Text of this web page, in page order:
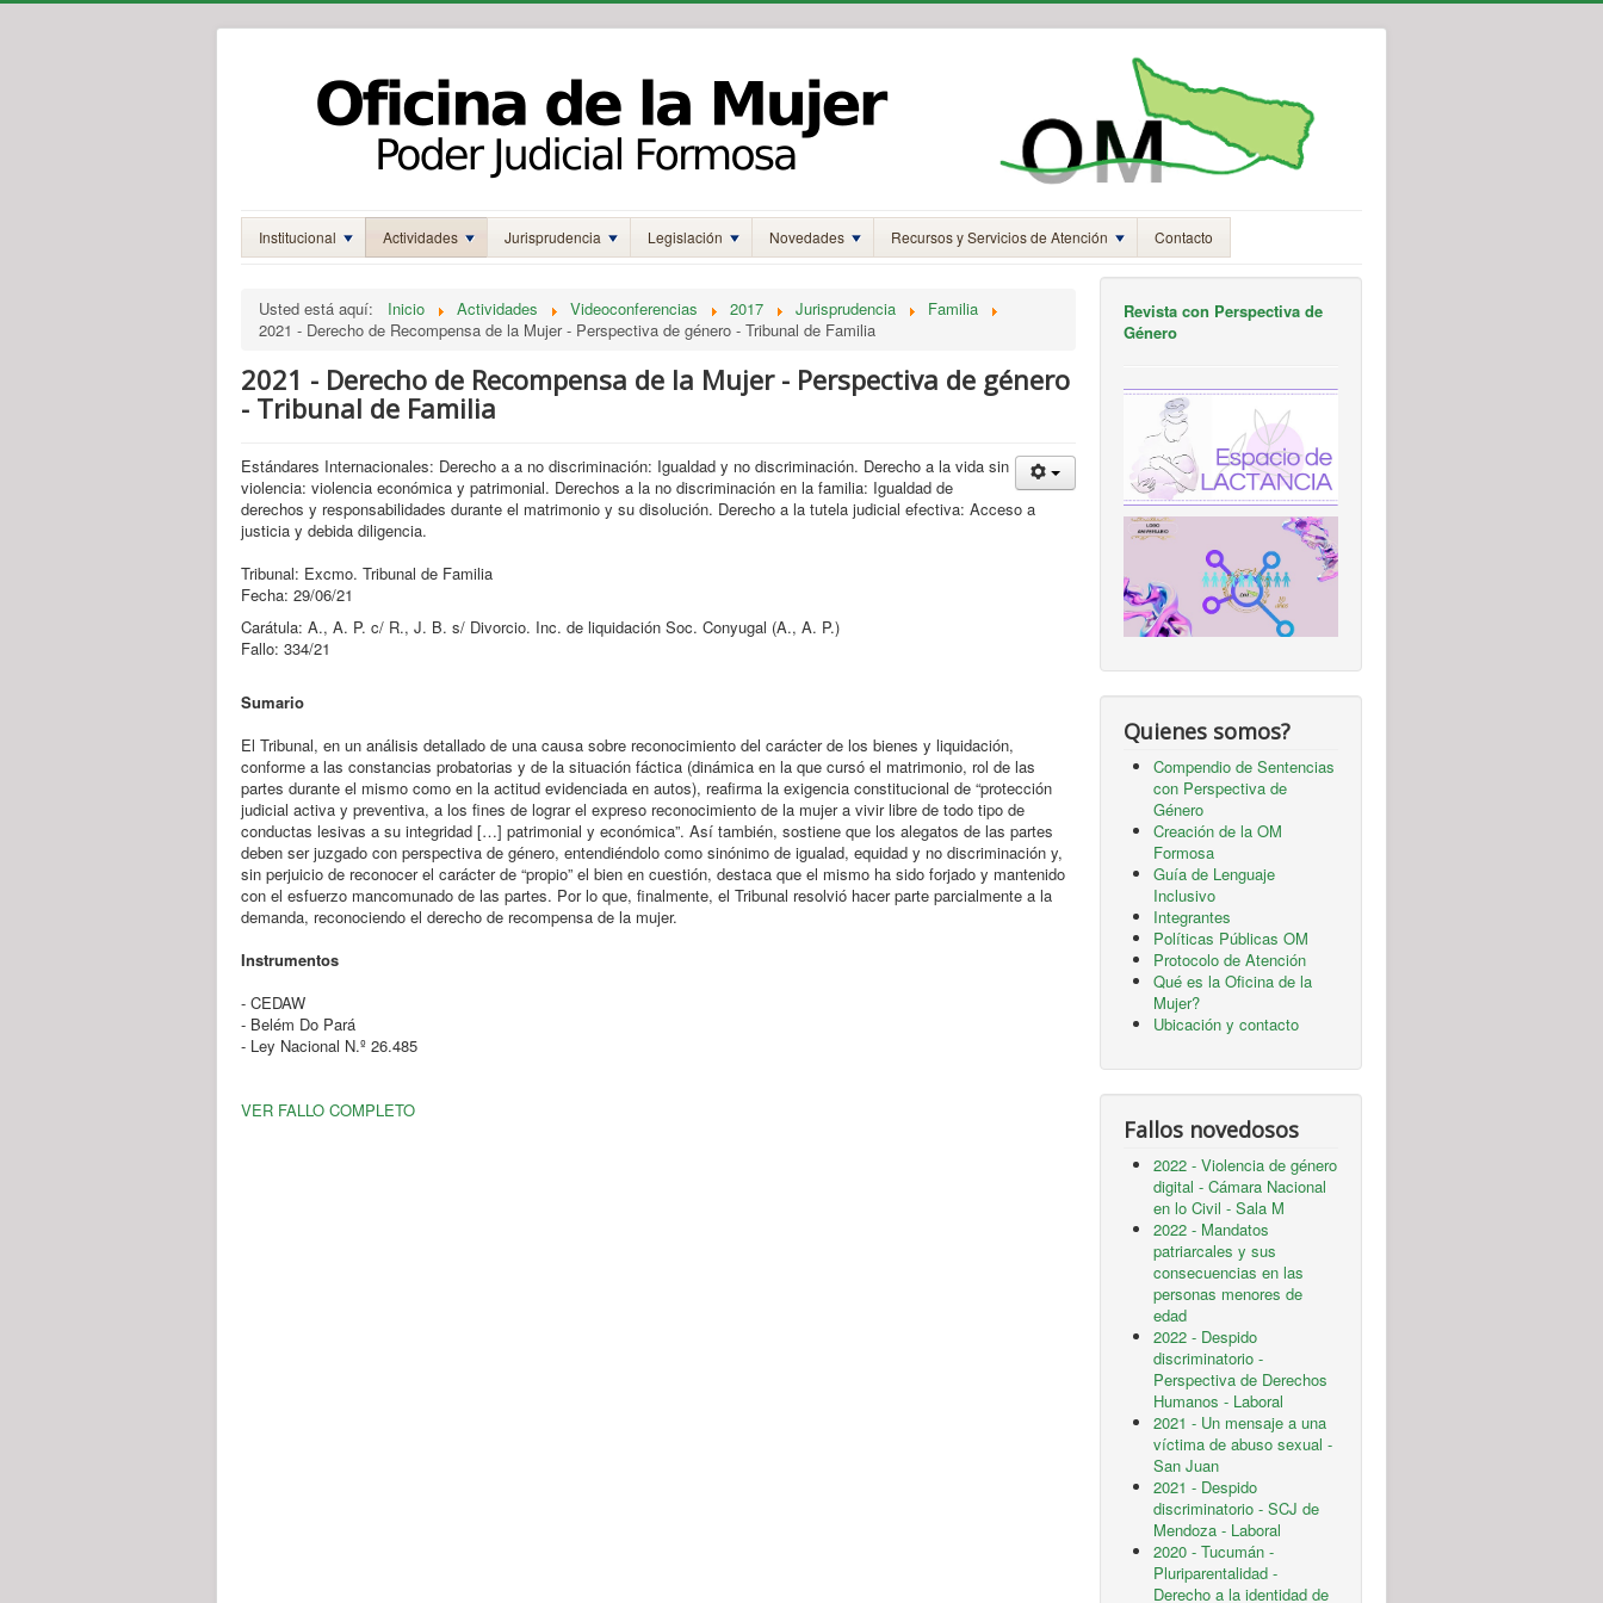
Institucional Actividades Jurisprudencia Legislación Novedades Recursos y Servicios de Atención Contacto
Usted está aquí: Inicio Actividades Videoconferencias 2017 Jurisprudencia
Familia
2021 - Derecho de Recompensa de la Mujer - Perspectiva de género - Tribunal de Familia
2021 - Derecho de Recompensa de la Mujer - Perspectiva de género
- Tribunal de Familia
Estándares Internacionales: Derecho a a no discriminación: Igualdad y no discriminación. Derecho a la vida sin
violencia: violencia económica y patrimonial. Derechos a la no discriminación en la familia: Igualdad de
derechos y responsabilidades durante el matrimonio y su disolución. Derecho a la tutela judicial efectiva: Acceso a
justicia y debida diligencia.
Tribunal: Excmo. Tribunal de Familia
Fecha: 29/06/21
Carátula: A., A. P. c/ R., J. B. s/ Divorcio. Inc. de liquidación Soc. Conyugal (A., A. P.)
Fallo: 334/21
Sumario
El Tribunal, en un análisis detallado de una causa sobre reconocimiento del carácter de los bienes y liquidación,
conforme a las constancias probatorias y de la situación fáctica (dinámica en la que cursó el matrimonio, rol de las
partes durante el mismo como en la actitud evidenciada en autos), reafirma la exigencia constitucional de “protección
judicial activa y preventiva, a los fines de lograr el expreso reconocimiento de la mujer a vivir libre de todo tipo de
conductas lesivas a su integridad […] patrimonial y económica”. Así también, sostiene que los alegatos de las partes
deben ser juzgado con perspectiva de género, entendiéndolo como sinónimo de igualad, equidad y no discriminación y,
sin perjuicio de reconocer el carácter de “propio” el bien en cuestión, destaca que el mismo ha sido forjado y mantenido
con el esfuerzo mancomunado de las partes. Por lo que, finalmente, el Tribunal resolvió hacer parte parcialmente a la
demanda, reconociendo el derecho de recompensa de la mujer.
Instrumentos
- CEDAW
- Belém Do Pará
- Ley Nacional N.º 26.485
VER FALLO COMPLETO
Revista con Perspectiva de
Género
Quienes somos?
Compendio de Sentencias
con Perspectiva de
Género
Creación de la OM
Formosa
Guía de Lenguaje
Inclusivo
Integrantes
Políticas Públicas OM
Protocolo de Atención
Qué es la Oficina de la
Mujer?
Ubicación y contacto
Fallos novedosos
2022 - Violencia de género
digital - Cámara Nacional
en lo Civil - Sala M
2022 - Mandatos
patriarcales y sus
consecuencias en las
personas menores de
edad
2022 - Despido
discriminatorio -
Perspectiva de Derechos
Humanos - Laboral
2021 - Un mensaje a una
víctima de abuso sexual -
San Juan
2021 - Despido
discriminatorio - SCJ de
Mendoza - Laboral
2020 - Tucumán -
Pluriparentalidad -
Derecho a la identidad de